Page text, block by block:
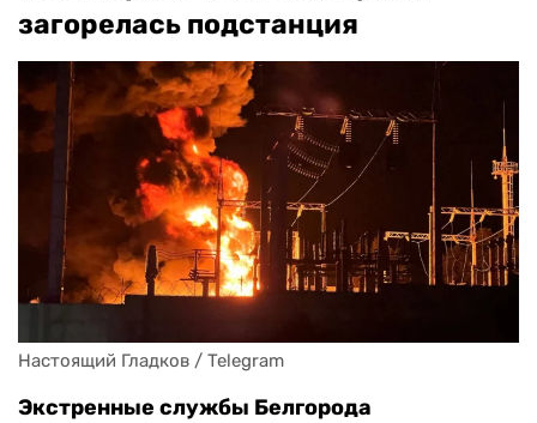
загорелась подстанция
Настоящий Гладков / Telegram
Экстренные службы Белгорода